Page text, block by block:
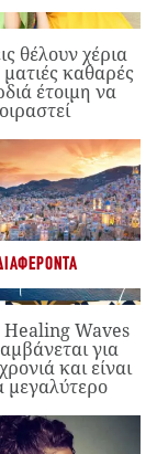
θέλουν χέρια
καθαρές
έτοιμη να
Healing Waves
για
και είναι
μεγαλύτερο